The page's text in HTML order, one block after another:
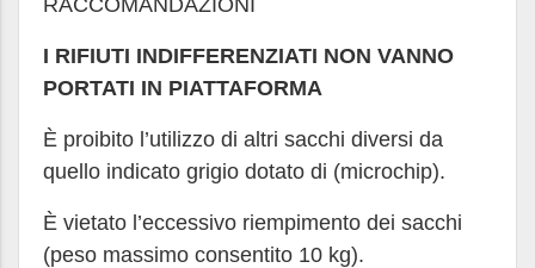
RACCOMANDAZIONI
I RIFIUTI INDIFFERENZIATI NON VANNO
PORTATI IN PIATTAFORMA
È proibito l’utilizzo di altri sacchi diversi da
quello indicato grigio dotato di (microchip).
È vietato l’eccessivo riempimento dei sacchi
(peso massimo consentito 10 kg).